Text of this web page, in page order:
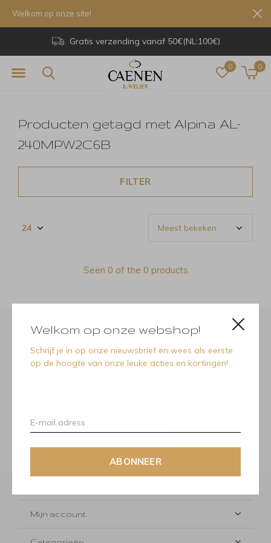
Welkom op onze webshop!
Schrijf je in op onze nieuwsbrief en wees als eerste
op de hoogte van onze leuke acties en kortingen!
ABONNEER
0 0
Gratis verzending vanaf 50€(NL:100€)
Welkom op onze site!
Producten getagd met Alpina AL-
240MPW2C6B
FILTER
Seen 0 of the 0 products
Meld je aan voor onze
Mijn account